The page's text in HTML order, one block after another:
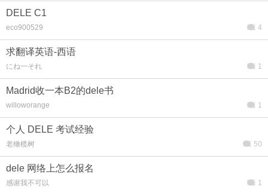
DELE C1
eco900529 4
求翻译英语-西语
にね一それ 1
Madrid收一本B2的dele书
willoworange 1
个人 DELE 考试经验
老橄榄树 50
dele 网络上怎么报名
感谢我不可以 1